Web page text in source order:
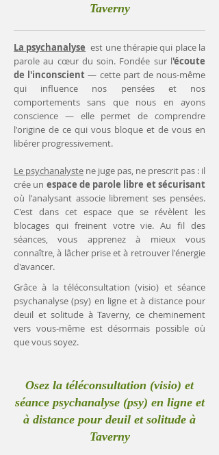
Taverny
La psychanalyse est une thérapie qui place la
parole au cœur du soin. Fondée sur l'écoute
de l'inconscient— cette part de nous-même
qui influence nos pensées et nos
comportements sans que nous en ayons
conscience — elle permet de comprendre
l'origine de ce qui vous bloque et de vous en
libérer progressivement.
Le psychanalyste ne juge pas, ne prescrit pas : il
crée un espace de parole libre et sécurisant
où l'analysant associe librement ses pensées.
C'est dans cet espace que se révèlent les
blocages qui freinent votre vie. Au fil des
séances, vous apprenez à mieux vous
connaître, à lâcher prise et à retrouver l'énergie
d'avancer.
Grâce à la téléconsultation (visio) et séance
psychanalyse (psy) en ligne et à distance pour
deuil et solitude à Taverny, ce cheminement
vers vous-même est désormais possible où
que vous soyez.
Osez la téléconsultation (visio) et
séance psychanalyse (psy) en ligne et
à distance pour deuil et solitude à
Taverny